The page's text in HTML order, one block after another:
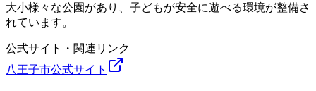
大小様々な公園があり、子どもが安全に遊べる環境が整備さ
れています。
公式サイト・関連リンク
八王子市公式サイト